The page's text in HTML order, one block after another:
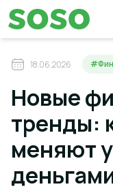
18.06.2026
Новые
тренды:
меняют